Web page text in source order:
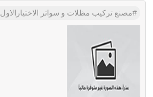
مصنع تركيب مظلات و سواتر الاختيارالاول 0114996351 تركيب مظلات بالريموت, ابتكارجميع انواع المظلات والسواتروالهناجرالتخصصي مظلات السيارات-